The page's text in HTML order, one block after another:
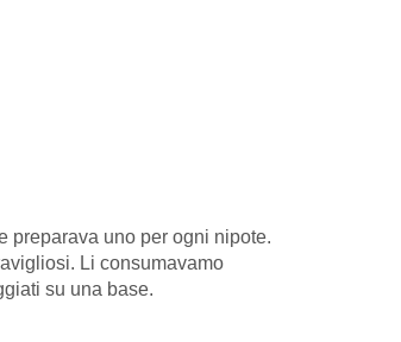
preparava uno per ogni nipote.
Li consumavamo
su una base.